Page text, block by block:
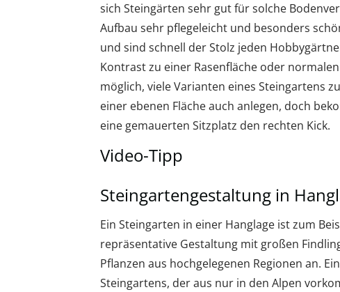
sich Steingärten sehr gut für solche
Aufbau sehr pflegeleicht und besonders
und sind schnell der Stolz jeden
Kontrast zu einer Rasenfläche oder
möglich, viele Varianten eines Steingartens
einer ebenen Fläche auch anlegen, doch
eine gemauerten Sitzplatz den rechten Kick.
Video-Tipp
Steingartengestaltung in
Ein Steingarten in einer Hanglage ist zum
repräsentative Gestaltung mit großen
Pflanzen aus hochgelegenen Regionen an.
Steingartens, der aus nur in den Alpen